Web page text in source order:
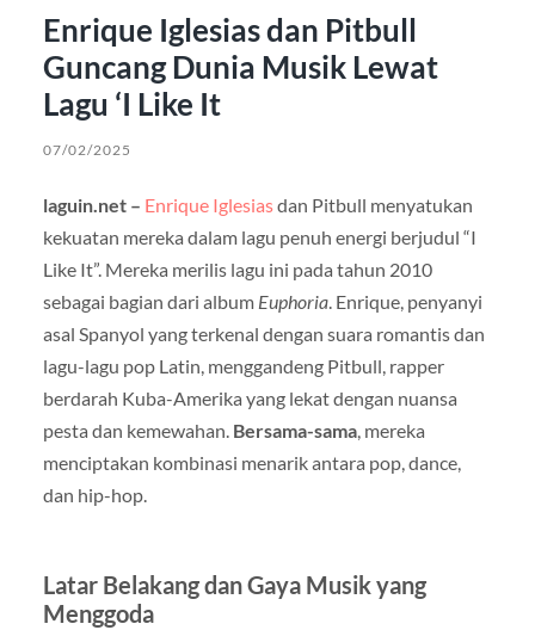
Enrique Iglesias dan Pitbull
Guncang Dunia Musik Lewat
Lagu ‘I Like It
07/02/2025
laguin.net – Enrique Iglesiasdan Pitbull menyatukan
kekuatan mereka dalam lagu penuh energi berjudul “I
Like It”. Mereka merilis lagu ini pada tahun 2010
sebagai bagian dari album Euphoria. Enrique, penyanyi
asal Spanyol yang terkenal dengan suara romantis dan
lagu-lagu pop Latin, menggandeng Pitbull, rapper
berdarah Kuba-Amerika yang lekat dengan nuansa
pesta dan kemewahan. Bersama-sama, mereka
menciptakan kombinasi menarik antara pop, dance,
dan hip-hop.
Latar Belakang dan Gaya Musik yang
Menggoda